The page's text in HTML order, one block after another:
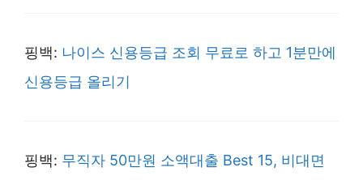
핑백: 나이스 신용등급 조회 무료로 하고 1분만에
신용등급 올리기
핑백: 무직자 50만원 소액대출 Best 15, 비대면